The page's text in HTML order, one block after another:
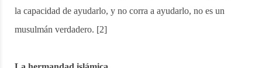
la capacidad de ayudarlo, y no corra a ayudarlo, no es un
musulmán verdadero. [2]